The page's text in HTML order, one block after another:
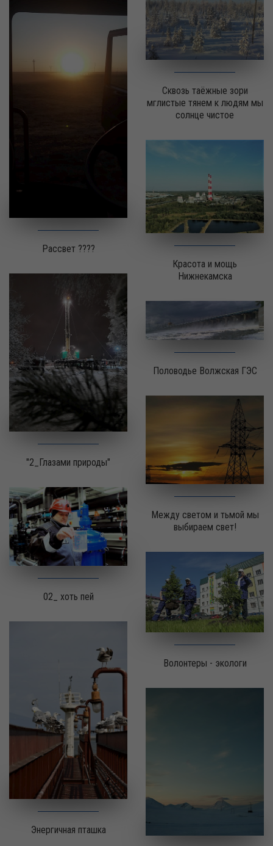
Рассвет ????
Сквозь таёжные зори
мглистые тянем к людям мы
солнце чистое
"2_Глазами природы"
Красота и мощь
Нижнекамска
02_ хоть пей
Половодье Волжская ГЭС
Энергичная пташка
Между светом и тьмой мы
выбираем свет!
Волонтеры - экологи